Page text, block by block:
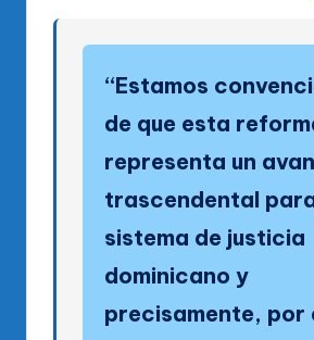
“Estamos
de que esta
representa un
trascendental
sistema de justicia
dominicano y
precisamente, por